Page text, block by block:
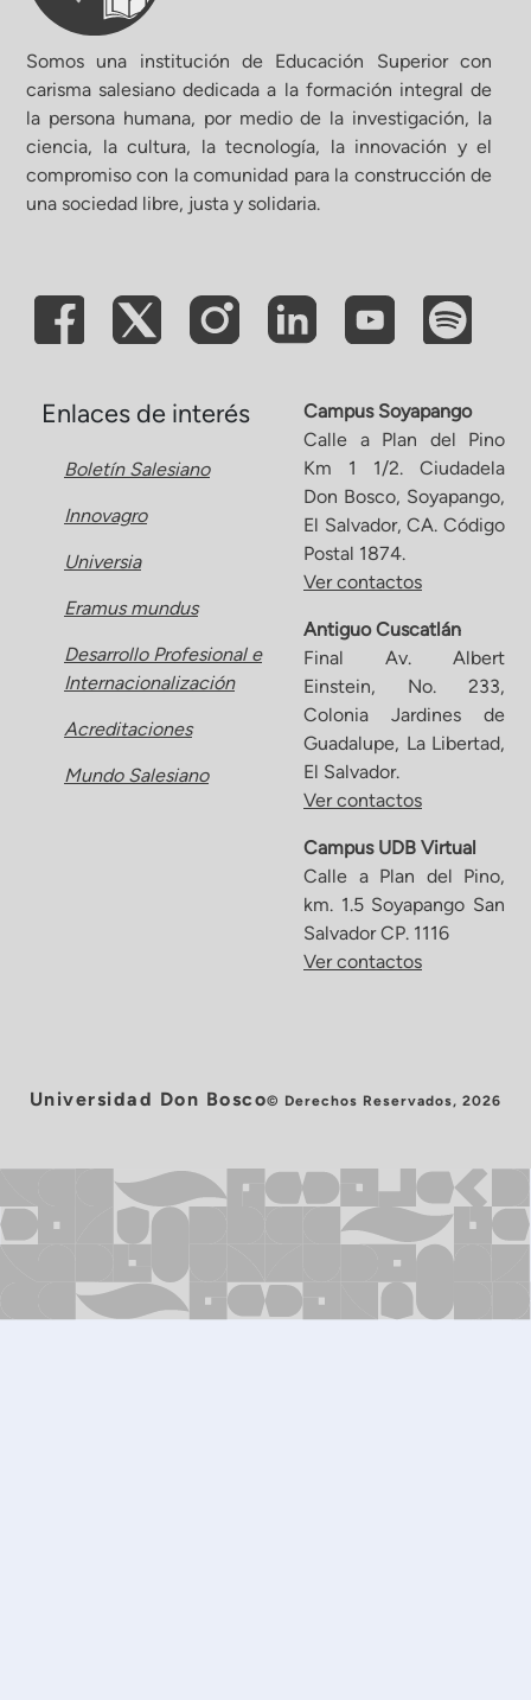
Somos una institución de Educación Superior con
carisma salesiano dedicada a la formación integral de
la persona humana, por medio de la investigación, la
ciencia, la cultura, la tecnología, la innovación y el
compromiso con la comunidad para la construcción de
una sociedad libre, justa y solidaria.
Enlaces de interés
Boletín Salesiano
Innovagro
Universia
Eramus mundus
Desarrollo Profesional e
Internacionalización
Acreditaciones
Mundo Salesiano
Campus Soyapango
Calle a Plan del Pino
Km 1 1/2. Ciudadela
Don Bosco, Soyapango,
El Salvador, CA. Código
Postal 1874.
Ver contactos
Antiguo Cuscatlán
Final Av. Albert
Einstein, No. 233,
Colonia Jardines de
Guadalupe, La Libertad,
El Salvador.
Ver contactos
Campus UDB Virtual
Calle a Plan del Pino,
km. 1.5 Soyapango San
Salvador CP. 1116
Ver contactos
Universidad Don Bosco© Derechos Reservados, 2026